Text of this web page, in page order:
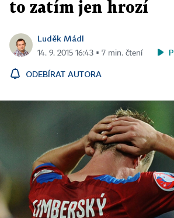
to zatím jen hrozí
Luděk Mádl
14. 9. 2015 16:43 ▪ 7 min. čtení
ODEBÍRAT AUTORA